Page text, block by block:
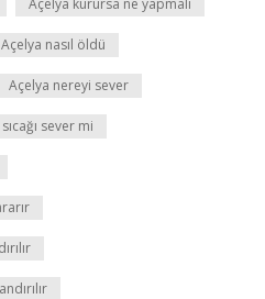
Açelya kurursa ne yapmalı
Açelya nasıl öldü
Açelya nereyi sever
sever mi